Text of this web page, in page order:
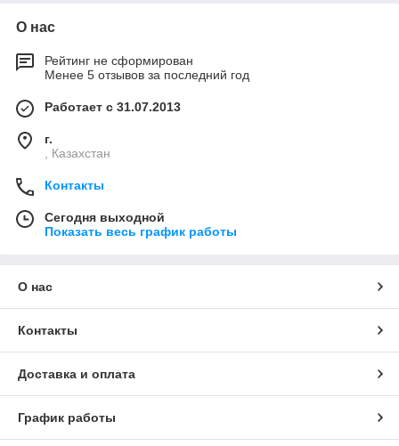
О нас
Рейтинг не сформирован
Менее 5 отзывов за последний год
Работает с 31.07.2013
г.
, Казахстан
Контакты
Сегодня выходной
Показать весь график работы
О нас
Контакты
Доставка и оплата
График работы